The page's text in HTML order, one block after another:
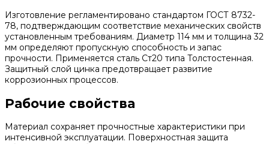
Изготовление регламентировано стандартом ГОСТ 8732-
78, подтверждающим соответствие механических свойств
установленным требованиям. Диаметр 114 мм и толщина 32
мм определяют пропускную способность и запас
прочности. Применяется сталь Ст20 типа Толстостенная.
Защитный слой цинка предотвращает развитие
коррозионных процессов.
Рабочие свойства
Материал сохраняет прочностные характеристики при
интенсивной эксплуатации. Поверхностная защита